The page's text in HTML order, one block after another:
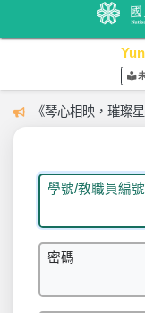
Yun
《琴心相映，璀璨
學號/教職員編號
密碼